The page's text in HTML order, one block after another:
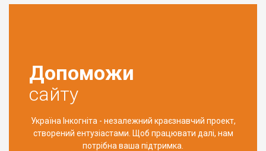
Допоможи
сайту
Україна Інкогніта - незалежний краєзнавчий проект,
створений ентузіастами. Щоб працювати далі, нам
потрібна ваша підтримка.